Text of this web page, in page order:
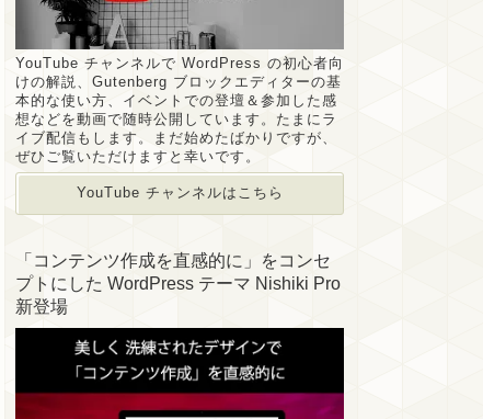
YouTube チャンネルで WordPress の初心者向
けの解説、Gutenberg ブロックエディターの基
本的な使い方、イベントでの登壇＆参加した感
想などを動画で随時公開しています。たまにラ
イブ配信もします。まだ始めたばかりですが、
ぜひご覧いただけますと幸いです。
YouTube チャンネルはこちら
「コンテンツ作成を直感的に」をコンセ
プトにした WordPress テーマ Nishiki Pro
新登場